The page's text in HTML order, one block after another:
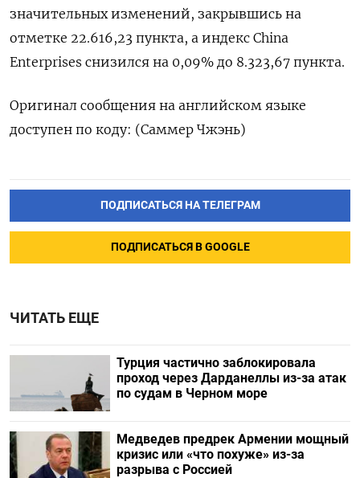
значительных изменений, закрывшись на
отметке 22.616,23​ пункта, а индекс China
Enterprises снизился на 0,09% до 8.323,67 пункта.
Оригинал сообщения на английском языке
доступен по коду: (Саммер Чжэнь)
ПОДПИСАТЬСЯ НА ТЕЛЕГРАМ
ПОДПИСАТЬСЯ В GOOGLE
ЧИТАТЬ ЕЩЕ
Турция частично заблокировала
проход через Дарданеллы из-за атак
по судам в Черном море
Медведев предрек Армении мощный
кризис или «что похуже» из-за
разрыва с Россией